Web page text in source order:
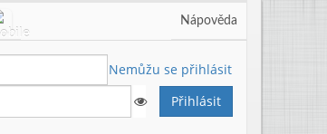
Nápověda
Nemůžu se přihlásit